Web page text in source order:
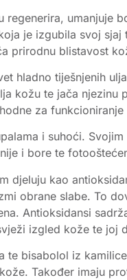
je izgubila svoj
prirodnu blistavost
hladno tiješnjenih
kožu te jača
za
i suhoći.
i bore te
djeluju kao
obrane slabe. To
Antioksidansi
izgled kože te joj
te bisabolol iz
Također imaju